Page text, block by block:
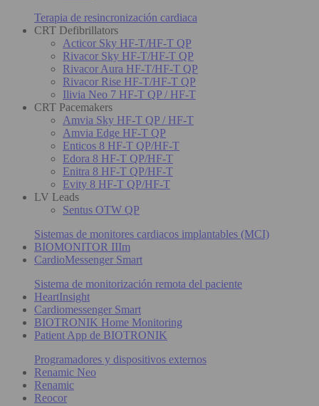
Terapia de resincronización cardiaca
CRT Defibrillators
Acticor Sky HF-T/HF-T QP
Rivacor Sky HF-T/HF-T QP
Rivacor Aura HF-T/HF-T QP
Rivacor Rise HF-T/HF-T QP
Ilivia Neo 7 HF-T QP / HF-T
CRT Pacemakers
Amvia Sky HF-T QP / HF-T
Amvia Edge HF-T QP
Enticos 8 HF-T QP/HF-T
Edora 8 HF-T QP/HF-T
Enitra 8 HF-T QP/HF-T
Evity 8 HF-T QP/HF-T
LV Leads
Sentus OTW QP
Sistemas de monitores cardiacos implantables (MCI)
BIOMONITOR IIIm
CardioMessenger Smart
Sistema de monitorización remota del paciente
HeartInsight
Cardiomessenger Smart
BIOTRONIK Home Monitoring
Patient App de BIOTRONIK
Programadores y dispositivos externos
Renamic Neo
Renamic
Reocor